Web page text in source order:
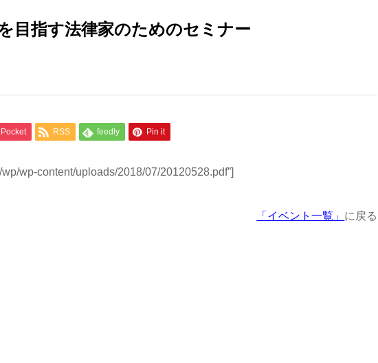
目指す法律家のためのセミナー
Pocket RSS feedly Pin it
wp-content/uploads/2018/07/20120528.pdf”]
「イベント一覧」 に戻る